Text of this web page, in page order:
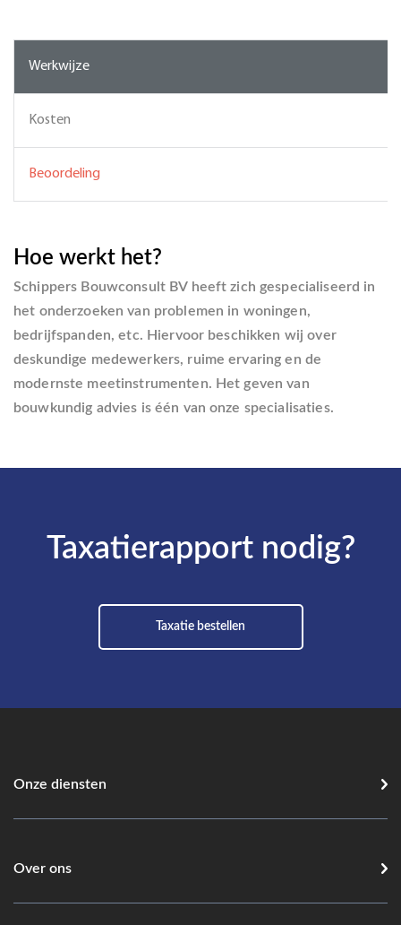
Werkwijze
Kosten
Beoordeling
Hoe werkt het?
Schippers Bouwconsult BV heeft zich gespecialiseerd in
het onderzoeken van problemen in woningen,
bedrijfspanden, etc. Hiervoor beschikken wij over
deskundige medewerkers, ruime ervaring en de
modernste meetinstrumenten. Het geven van
bouwkundig advies is één van onze specialisaties.
Taxatierapport nodig?
Taxatie bestellen
Onze diensten
Over ons